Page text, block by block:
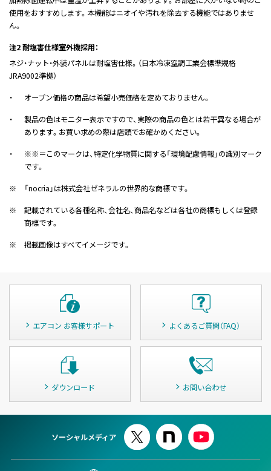
使用をおすすめします。本機能はニオイや汚れを除去する機能ではありませ
ん。
注2 耐塩害仕様室外機採用：
ネジ・ナット・外装パネルは耐塩害仕様。（日本冷凍空調工業会標準規格
JRA9002準拠）
・
オープン価格の商品は希望小売価格を定めておりません。
・
製品の色はモニター表示ですので、実際の商品の色とは若干異なる場合が
あります。お買い求めの際は店頭でお確かめください。
・
※※＝このマークは、特定化学物質に関する「環境配慮情報」の識別マーク
です。
※
「nocria」は株式会社ゼネラルの世界的な商標です。
※
記載されている各種名称、会社名、商品名などは各社の商標もしくは登録
商標です。
※
掲載画像はすべてイメージです。
エアコン お客様サポート よくあるご質問（FAQ）
ダウンロード お問い合わせ
ソーシャルメディア